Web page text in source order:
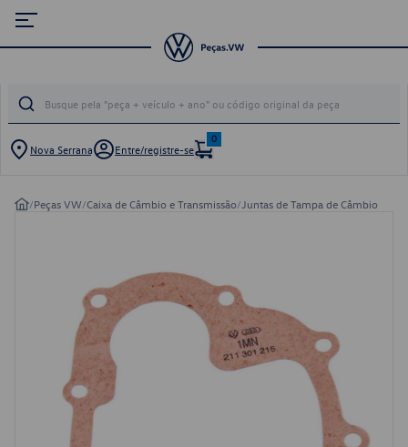
Nova Serrana Entre/registre-se
0
/Peças VW/Caixa de Câmbio e Transmissão/ Juntas de Tampa de Câmbio